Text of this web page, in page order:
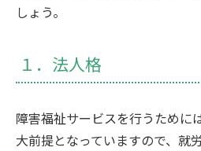
しょう。
１．法人格
障害福祉サービスを行うために
大前提となっていますので、就